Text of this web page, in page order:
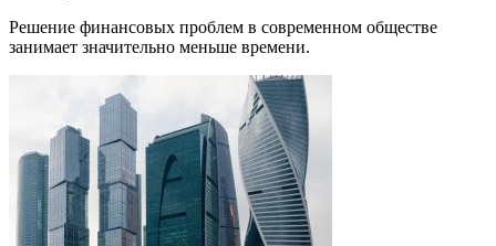
Решение финансовых проблем в современном обществе
занимает значительно меньше времени.